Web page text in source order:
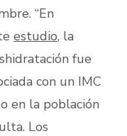
“En
estudio, la
fue
con un IMC
en la población
Los